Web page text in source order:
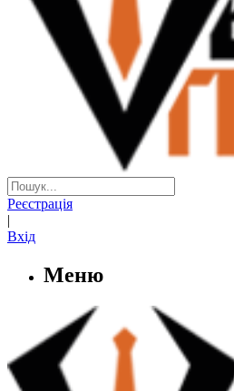
Реєстрація
|
Вхід
Меню